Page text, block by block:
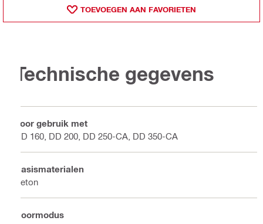
TOEVOEGEN AAN FAVORIETEN
Technische gegevens
Voor gebruik met
DD 160, DD 200, DD 250-CA, DD 350-CA
Basismaterialen
Beton
Boormodus